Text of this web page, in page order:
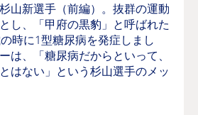
山新選手（前編）。抜群の運動
し、「甲府の黒豹」と呼ばれた
時に1型糖尿病を発症しまし
は、「糖尿病だからといって、
はない」という杉山選手のメッ